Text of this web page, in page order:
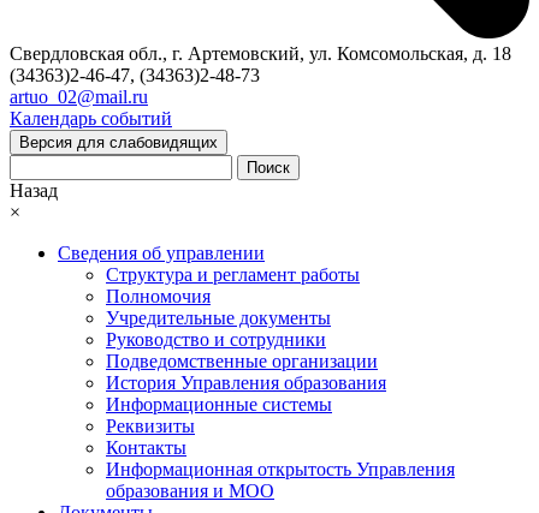
Свердловская обл., г. Артемовский, ул. Комсомольская, д. 18
(34363)2-46-47, (34363)2-48-73
artuo_02@mail.ru
Календарь событий
Версия для слабовидящих
Поиск
Назад
×
Сведения об управлении
Структура и регламент работы
Полномочия
Учредительные документы
Руководство и сотрудники
Подведомственные организации
История Управления образования
Информационные системы
Реквизиты
Контакты
Информационная открытость Управления
образования и МОО